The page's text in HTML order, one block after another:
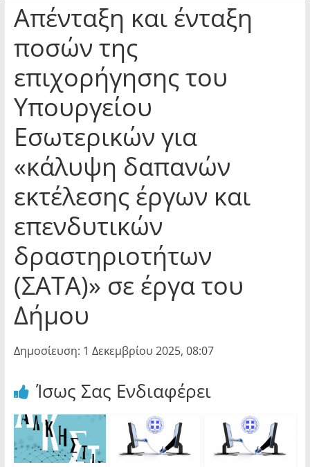
Απένταξη και ένταξη
ποσών της
επιχορήγησης του
Υπουργείου
Εσωτερικών για
«κάλυψη δαπανών
εκτέλεσης έργων και
επενδυτικών
δραστηριοτήτων
(ΣΑΤΑ)» σε έργα του
Δήμου
Δημοσίευση: 1 Δεκεμβρίου 2025, 08:07
Ίσως Σας Ενδιαφέρει